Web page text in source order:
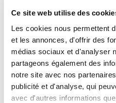
Ce site web utilise des
Les cookies nous permettent
et les annonces, d'offrir des
médias sociaux et d'analyser
partageons également des
notre site avec nos
publicité et d'analyse, qui
avec d'autres informations
Face au Risque
Magazine
Novembre 2020
28,80€ TTC